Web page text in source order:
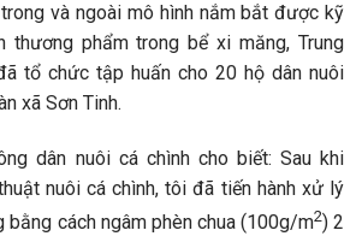
và ngoài mô hình nắm bắt được kỹ
thương phẩm trong bể xi măng, Trung
tổ chức tập huấn cho 20 hộ dân nuôi
xã Sơn Tinh.
dân nuôi cá chình cho biết: Sau khi
nuôi cá chình, tôi đã tiến hành xử lý
bằng cách ngâm phèn chua (100g/m2) 2